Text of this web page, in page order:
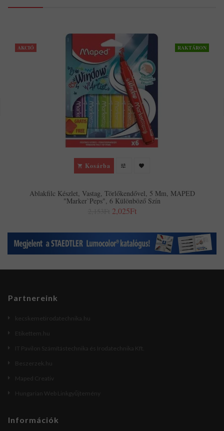
AKCIÓ RAKTÁRON
Kosárba
Ablakfilc Készlet, Vastag, Törlőkendővel, 5 Mm, MAPED
"Marker`Peps", 6 Különböző Szín
2,025Ft
Partnereink
kecskemetirodatechnika.hu
Etikettem.hu
IT Pavilon Számítástechnika és Irodatechnika Kft.
Beszerzek.hu
Maped Creativ
Hungarian Web Linkgyűjtemény
Információk